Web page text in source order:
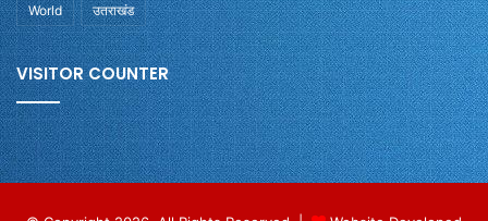
World उतराखंड
VISITOR COUNTER